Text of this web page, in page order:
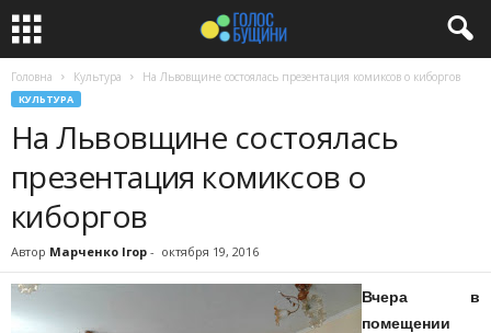
Головна Культура На Львовщине состоялась презентация комиксов о киборгов
КУЛЬТУРА
На Львовщине состоялась
презентация комиксов о
киборгов
Автор Марченко Ігор - октября 19, 2016
Вчера в
помещении